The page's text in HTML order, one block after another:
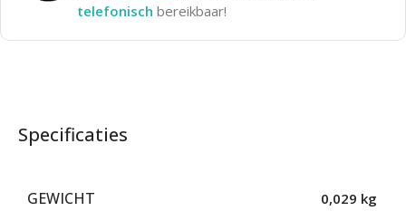
telefonisch bereikbaar!
Specificaties
GEWICHT 0,029 kg